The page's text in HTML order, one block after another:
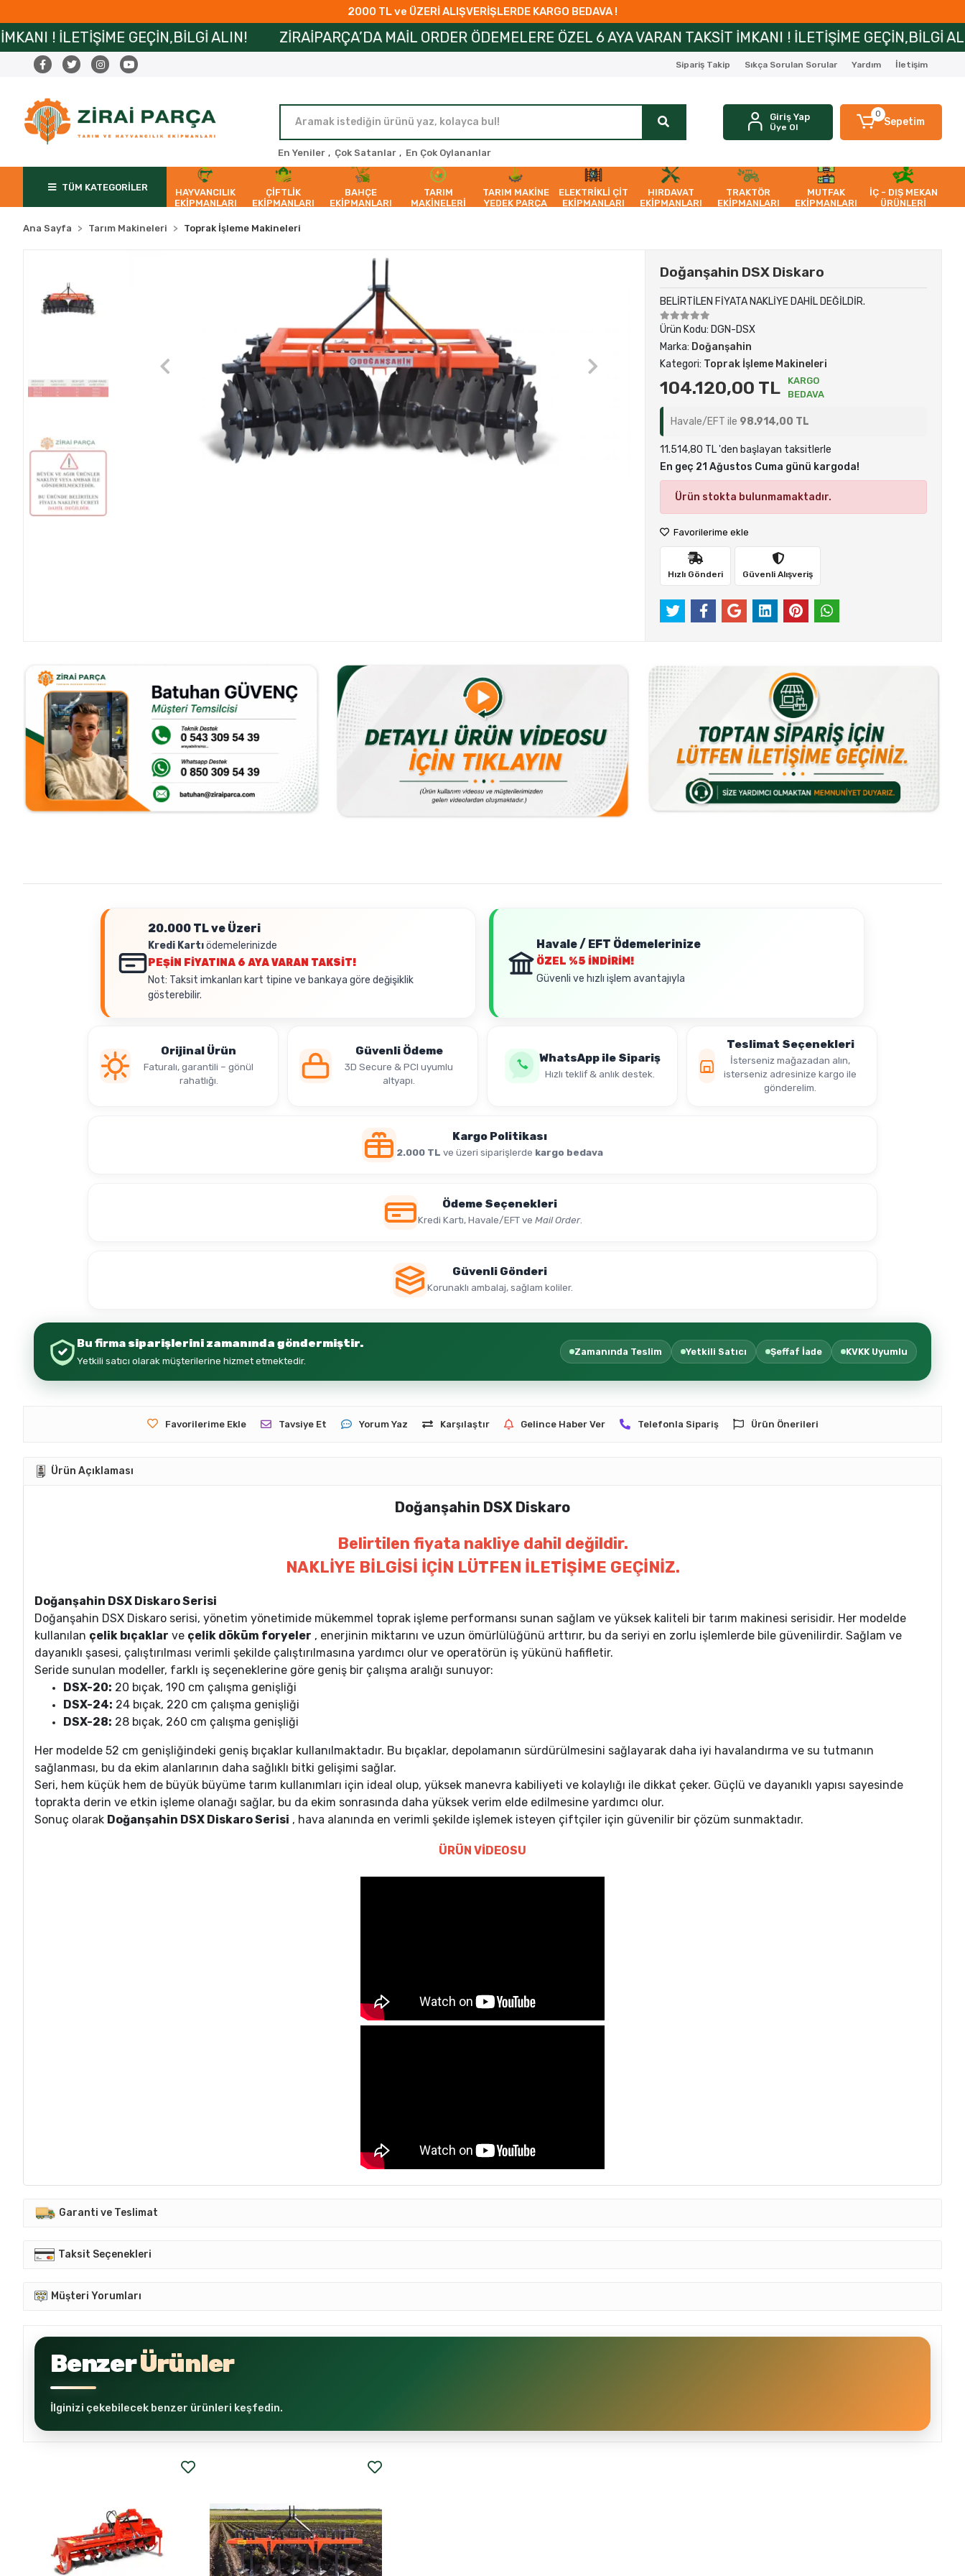
2000 TL ve ÜZERİ ALIŞVERİŞLERDE KARGO BEDAVA !
GEÇİN,BİLGİ ALIN! ZİRAİPARÇA’DA MAİL ORDER ÖDEMELERE ÖZEL 6 AYA VARAN TAKSİT İMKANI ! İLETİŞİME GEÇİN,BİLGİ ALIN!
Sipariş Takip Sıkça Sorulan Sorular Yardım İletişim
En Yeniler , Çok Satanlar , En Çok Oylananlar
Giriş Yap
Üye Ol
0
Sepetim
TÜM KATEGORİLER
HAYVANCILIK
EKİPMANLARI
ÇİFTLİK
EKİPMANLARI
BAHÇE
EKİPMANLARI
TARIM
MAKİNELERİ
TARIM MAKİNE
YEDEK PARÇA
ELEKTRİKLİ ÇİT
EKİPMANLARI
HIRDAVAT
EKİPMANLARI
TRAKTÖR
EKİPMANLARI
MUTFAK
EKİPMANLARI
İÇ - DIŞ MEKAN
ÜRÜNLERİ
Ana Sayfa Tarım Makineleri Toprak İşleme Makineleri
Doğanşahin DSX Diskaro
BELİRTİLEN FİYATA NAKLİYE DAHİL DEĞİLDİR.
Ürün Kodu: DGN-DSX
Marka: Doğanşahin
Kategori: Toprak İşleme Makineleri
104.120,00 TL
KARGO
BEDAVA
Havale/EFT ile 98.914,00 TL
11.514,80 TL 'den başlayan taksitlerle
En geç 21 Ağustos Cuma günü kargoda!
Ürün stokta bulunmamaktadır.
Favorilerime ekle
Hızlı Gönderi Güvenli Alışveriş
20.000 TL ve Üzeri
Kredi Kartıödemelerinizde
PEŞİN FİYATINA 6 AYA VARAN TAKSİT!
Not: Taksit imkanları kart tipine ve bankaya göre değişiklik
gösterebilir.
Havale / EFT Ödemelerinize
ÖZEL %5 İNDİRİM!
Güvenli ve hızlı işlem avantajıyla
Orijinal Ürün
Faturalı, garantili – gönül
rahatlığı.
Güvenli Ödeme
3D Secure & PCI uyumlu
altyapı.
WhatsApp ile Sipariş
Hızlı teklif & anlık destek.
Teslimat Seçenekleri
İsterseniz mağazadan alın,
isterseniz adresinize kargo ile
gönderelim.
Kargo Politikası
2.000 TL ve üzeri siparişlerde kargo bedava
Ödeme Seçenekleri
Kredi Kartı, Havale/EFT ve Mail Order.
Güvenli Gönderi
Korunaklı ambalaj, sağlam koliler.
Bu firma siparişlerini zamanında göndermiştir.
Yetkili satıcı olarak müşterilerine hizmet etmektedir.
Zamanında Teslim Yetkili Satıcı Şeffaf İade KVKK Uyumlu
Favorilerime Ekle Tavsiye Et Yorum Yaz Karşılaştır Gelince Haber Ver Telefonla Sipariş Ürün Önerileri
Ürün Açıklaması
Doğanşahin DSX Diskaro
Belirtilen fiyata nakliye dahil değildir.
NAKLİYE BİLGİSİ İÇİN LÜTFEN İLETİŞİME GEÇİNİZ.
Doğanşahin DSX Diskaro Serisi
Doğanşahin DSX Diskaro serisi, yönetim yönetimide mükemmel toprak işleme performansı sunan sağlam ve yüksek kaliteli bir tarım makinesi serisidir. Her modelde
kullanılan çelik bıçaklar ve çelik döküm foryeler , enerjinin miktarını ve uzun ömürlülüğünü arttırır, bu da seriyi en zorlu işlemlerde bile güvenilirdir. Sağlam ve
dayanıklı şasesi, çalıştırılması verimli şekilde çalıştırılmasına yardımcı olur ve operatörün iş yükünü hafifletir.
Seride sunulan modeller, farklı iş seçeneklerine göre geniş bir çalışma aralığı sunuyor:
DSX-20: 20 bıçak, 190 cm çalışma genişliği
DSX-24: 24 bıçak, 220 cm çalışma genişliği
DSX-28: 28 bıçak, 260 cm çalışma genişliği
Her modelde 52 cm genişliğindeki geniş bıçaklar kullanılmaktadır. Bu bıçaklar, depolamanın sürdürülmesini sağlayarak daha iyi havalandırma ve su tutmanın
sağlanması, bu da ekim alanlarının daha sağlıklı bitki gelişimi sağlar.
Seri, hem küçük hem de büyük büyüme tarım kullanımları için ideal olup, yüksek manevra kabiliyeti ve kolaylığı ile dikkat çeker. Güçlü ve dayanıklı yapısı sayesinde
toprakta derin ve etkin işleme olanağı sağlar, bu da ekim sonrasında daha yüksek verim elde edilmesine yardımcı olur.
Sonuç olarak Doğanşahin DSX Diskaro Serisi , hava alanında en verimli şekilde işlemek isteyen çiftçiler için güvenilir bir çözüm sunmaktadır.
ÜRÜN VİDEOSU
Garanti ve Teslimat
Taksit Seçenekleri
Müşteri Yorumları
BenzerÜrünler
İlginizi çekebilecek benzer ürünleri keşfedin.